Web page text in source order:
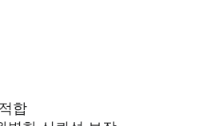
합